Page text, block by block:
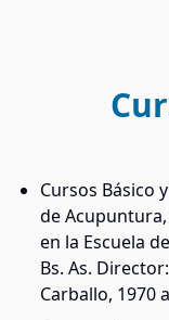
Cursos Básico
de
en la Escuela
Bs. As.
Carballo, 1970